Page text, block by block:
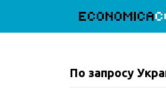
ECONOMICA
По запросу